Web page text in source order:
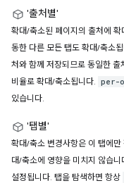
'출처별'
확대/축소된 페이지의 출처에
동한 다른 모든 탭도 확대/축소
처와 함께 저장되므로 동일한
비율로 확대/축소됩니다. per-
있습니다.
'탭별'
확대/축소 변경사항은 이 탭에
대/축소에 영향을 미치지 않습니
설정됩니다. 탭을 탐색하면 항상